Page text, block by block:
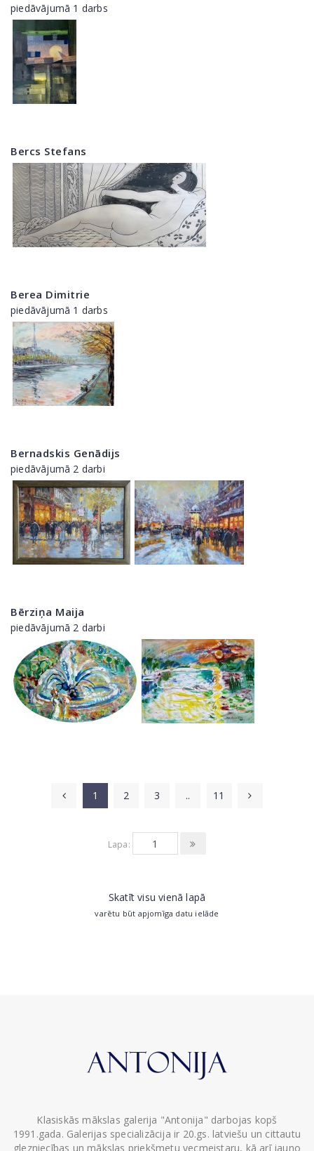
piedāvājumā 1 darbs
Bercs Stefans
Berea Dimitrie
piedāvājumā 1 darbs
Bernadskis Genādijs
piedāvājumā 2 darbi
Bērziņa Maija
piedāvājumā 2 darbi
1 2 3 .. 11
Lapa:
Skatīt visu vienā lapā
varētu būt apjomīga datu ielāde
Klasiskās mākslas galerija "Antonija" darbojas kopš
1991.gada. Galerijas specializācija ir 20.gs. latviešu un cittautu
glezniecības un mākslas priekšmetu vecmeistaru, kā arī jauno